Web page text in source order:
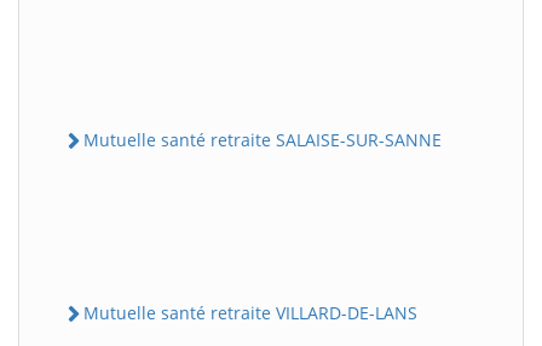
Mutuelle santé retraite SALAISE-SUR-SANNE
Mutuelle santé retraite VILLARD-DE-LANS